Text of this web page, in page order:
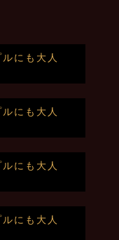
にも大人
にも大人
にも大人
にも大人